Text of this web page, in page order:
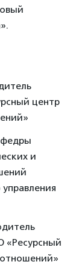
центр
и
управления
«Ресурсный